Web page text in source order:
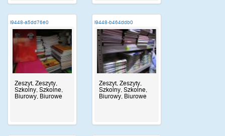
i9448-a5dd76e0
Zeszyt, Zeszyty,
Szkolny, Szkolne,
Biurowy, Biurowe
i9448-b464ddb0
Zeszyt, Zeszyty,
Szkolny, Szkolne,
Biurowy, Biurowe